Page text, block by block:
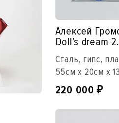
Алексей
Doll’s dream
Сталь, гипс,
55см x 20см x
220 000₽